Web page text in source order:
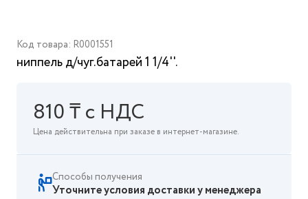
Код товара: R0001551
ниппель д/чуг.батарей 1 1/4''.
810 ₸ с НДС
Цена действительна при заказе в интернет-магазине.
Способы получения
Уточните условия доставки у менеджера